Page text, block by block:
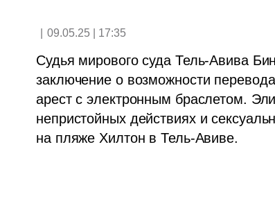
09.05.25 | 17:35
Судья мирового суда Тель-Авива
заключение о возможности
арест с электронным браслетом.
непристойных действиях и
на пляже Хилтон в Тель-Авиве.